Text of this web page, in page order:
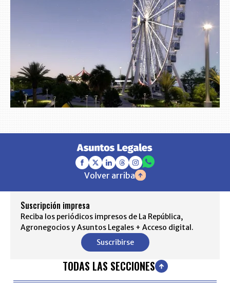
Volver arriba
Suscripción impresa
Reciba los periódicos impresos de La República,
Agronegocios y Asuntos Legales + Acceso digital.
Suscribirse
TODAS LAS SECCIONES